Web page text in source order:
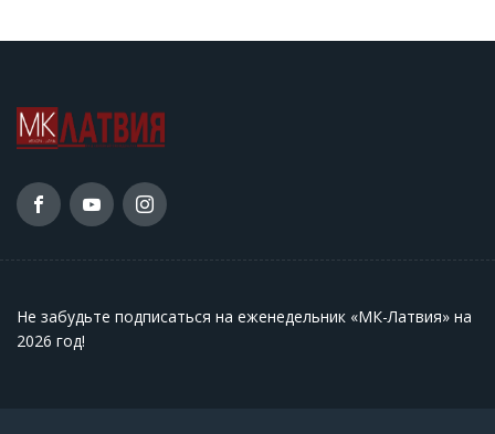
Не забудьте подписаться на еженедельник «МК-Латвия» на
2026 год!